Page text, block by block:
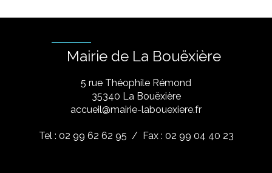
Mairie de La Bouëxière
5 rue Théophile Rémond
​35340 La Bouëxière
accueil@mairie-labouexiere.fr
Tel : 02 99 62 62 95 / Fax : 02 99 04 40 23